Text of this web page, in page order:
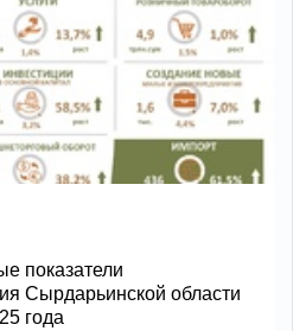
показатели
Сырдарьинской области
года